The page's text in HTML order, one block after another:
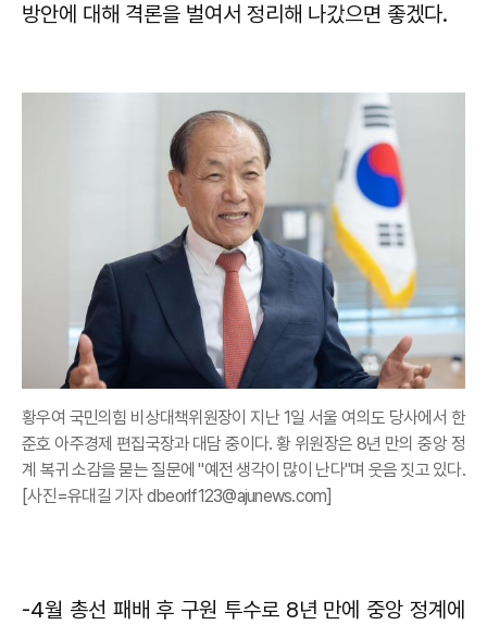
방안에 대해 격론을 벌여서 정리해 나갔으면 좋겠다.
황우여 국민의힘 비상대책위원장이 지난 1일 서울 여의도 당사에서 한
준호 아주경제 편집국장과 대담 중이다. 황 위원장은 8년 만의 중앙 정
계 복귀 소감을 묻는 질문에 "예전 생각이 많이 난다"며 웃음 짓고 있다.
[사진=유대길 기자 dbeorlf123@ajunews.com]
-4월 총선 패배 후 구원 투수로 8년 만에 중앙 정계에